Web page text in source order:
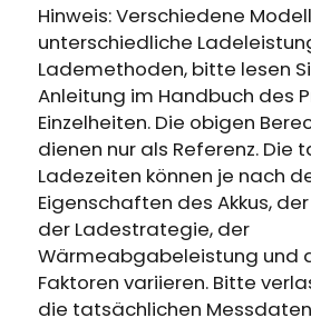
Hinweis: Verschiedene
unterschiedliche
Lademethoden, bitte lesen
Anleitung im Handbuch des
Einzelheiten. Die obigen
dienen nur als Referenz. Die
Ladezeiten können je nach
Eigenschaften des Akkus,
der Ladestrategie, der
Wärmeabgabeleistung und
Faktoren variieren. Bitte
die tatsächlichen